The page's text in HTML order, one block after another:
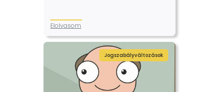
üzemeltetőnek tudnia kell. Határidők:
Elolvasom
Jogszabályváltozások